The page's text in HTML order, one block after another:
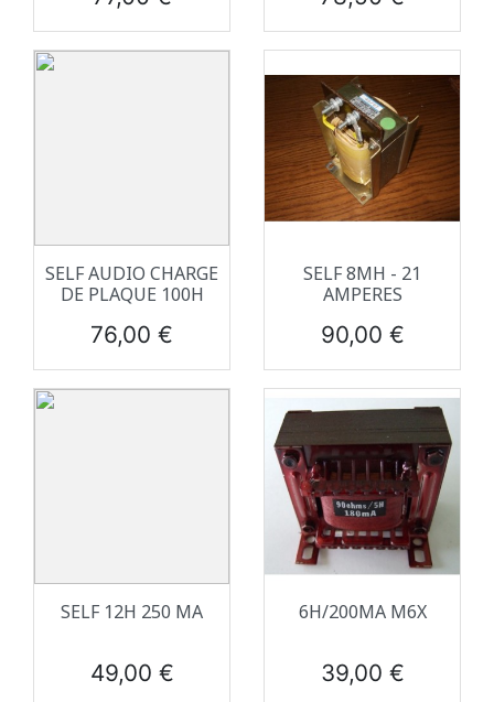
SELF AUDIO CHARGE
DE PLAQUE 100H
Prix
76,00 €
SELF 8MH - 21
AMPERES
Prix
90,00 €
SELF 12H 250 MA
Prix
49,00 €
6H/200MA M6X
Prix
39,00 €